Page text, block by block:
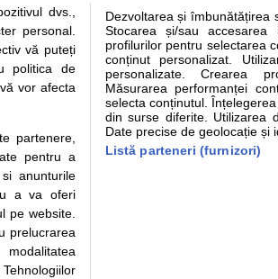
Specialitati medicale
despre sanatate disponibile pe sfatulmedicului.ro au
Va sfatuim, ca pe langa informatia primita pe
la medic Clickmed.
Drepturile consumatorului
Protectia consumatorilor -
ANPC
Solutionarea Alternativa a
Litigiilor
Info consumator: 0800.080.999
Formulare europene - CNAS
Ministerul Sanatatii - ANMDM
Parteneri
Inscriere clinica
dvs.,
personal.
vă puteți
politica de
vor afecta
partenere,
pentru a
anunturile
a va oferi
pe website.
prelucrarea
Dezvoltarea și îmbunătățirea
Stocarea și/sau
profilurilor pentru selectarea
conținut personalizat.
personalizate. Crearea
Măsurarea performanței
selecta conținutul.
din surse diferite. Utilizarea
Date precise de geolocație și
Listă parteneri (furnizori)